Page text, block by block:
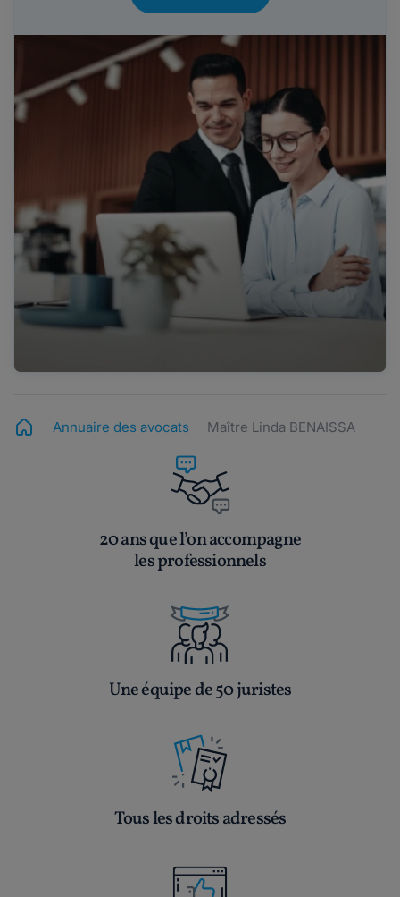
Annuaire des avocats Maître Linda BENAISSA
20 ans que l’on accompagne
les professionnels
Une équipe de 50 juristes
Tous les droits adressés